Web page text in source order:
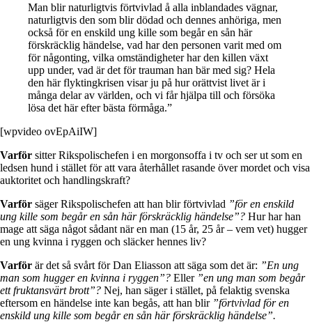
Man blir naturligtvis förtvivlad å alla inblandades vägnar,
naturligtvis den som blir dödad och dennes anhöriga, men
också för en enskild ung kille som begår en sån här
förskräcklig händelse, vad har den personen varit med om
för någonting, vilka omständigheter har den killen växt
upp under, vad är det för trauman han bär med sig? Hela
den här flyktingkrisen visar ju på hur orättvist livet är i
många delar av världen, och vi får hjälpa till och försöka
lösa det här efter bästa förmåga.”
[wpvideo ovEpAiIW]
Varför sitter Rikspolischefen i en morgonsoffa i tv och ser ut som en
ledsen hund i stället för att vara återhållet rasande över mordet och visa
auktoritet och handlingskraft?
Varför säger Rikspolischefen att han blir förtvivlad ”för en enskild
ung kille som begår en sån här förskräcklig händelse”? Hur har han
mage att säga något sådant när en man (15 år, 25 år – vem vet) hugger
en ung kvinna i ryggen och släcker hennes liv?
Varför är det så svårt för Dan Eliasson att säga som det är: ”En ung
man som hugger en kvinna i ryggen”? Eller ”en ung man som begår
ett fruktansvärt brott”? Nej, han säger i stället, på felaktig svenska
eftersom en händelse inte kan begås, att han blir ”förtvivlad för en
enskild ung kille som begår en sån här förskräcklig händelse”.